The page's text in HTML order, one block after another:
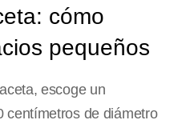
cómo
pequeños
escoge un
centímetros de diámetro